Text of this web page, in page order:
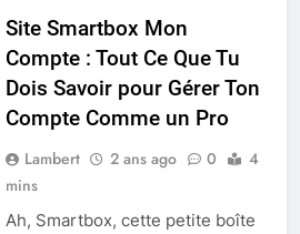
Site Smartbox Mon
Compte : Tout Ce Que Tu
Dois Savoir pour Gérer Ton
Compte Comme un Pro
Lambert 2 ans ago 0
4
mins
Ah, Smartbox, cette petite boîte